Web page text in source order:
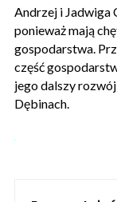
Andrzej i Jadwiga
ponieważ mają
gospodarstwa.
część
jego dalszy
Dębinach.